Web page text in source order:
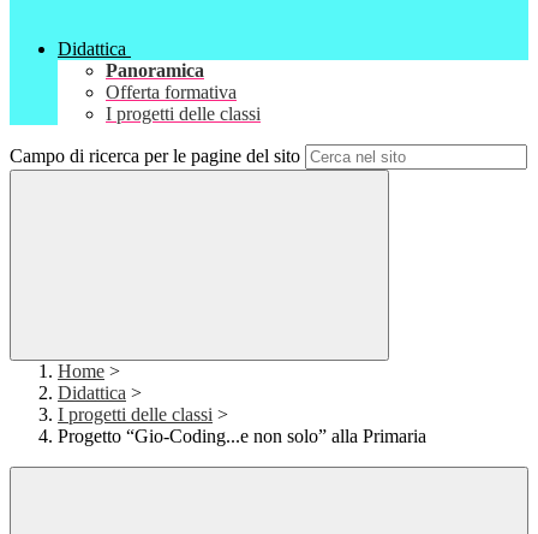
Didattica
Panoramica
Offerta formativa
I progetti delle classi
Campo di ricerca per le pagine del sito
Home >
Didattica >
I progetti delle classi >
Progetto “Gio-Coding...e non solo” alla Primaria